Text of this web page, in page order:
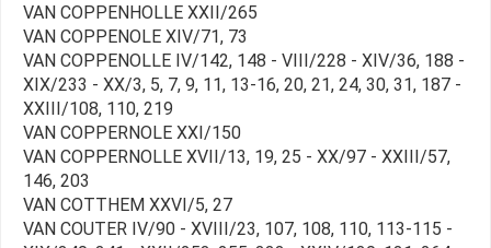
VAN COPPENHOLLE XXII/265
VAN COPPENOLE XIV/71, 73
VAN COPPENOLLE IV/142, 148 - VIII/228 - XIV/36, 188 -
XIX/233 - XX/3, 5, 7, 9, 11, 13-16, 20, 21, 24, 30, 31, 187 -
XXIII/108, 110, 219
VAN COPPERNOLE XXI/150
VAN COPPERNOLLE XVII/13, 19, 25 - XX/97 - XXIII/57,
146, 203
VAN COTTHEM XXVI/5, 27
VAN COUTER IV/90 - XVIII/23, 107, 108, 110, 113-115 -